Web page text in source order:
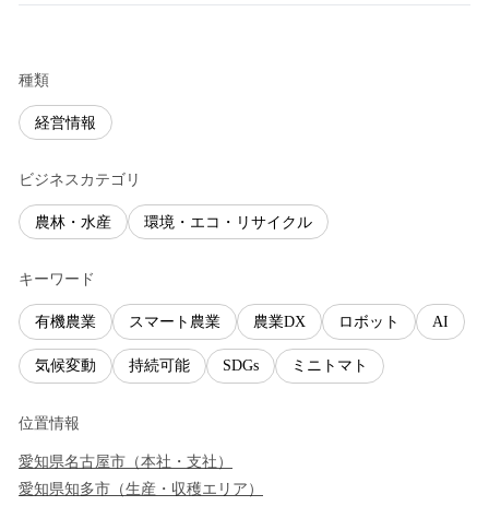
種類
経営情報
ビジネスカテゴリ
農林・水産 環境・エコ・リサイクル
キーワード
有機農業 スマート農業 農業DX ロボット AI
気候変動 持続可能 SDGs ミニトマト
位置情報
愛知県名古屋市 （本社・支社 ）
愛知県知多市 （生産・収穫エリア ）